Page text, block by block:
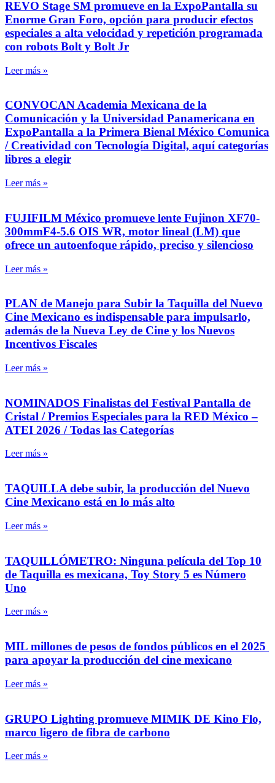
REVO Stage SM promueve en la ExpoPantalla su
Enorme Gran Foro, opción para producir efectos
especiales a alta velocidad y repetición programada
con robots Bolt y Bolt Jr
Leer más »
CONVOCAN Academia Mexicana de la
Comunicación y la Universidad Panamericana en
ExpoPantalla a la Primera Bienal México Comunica
/ Creatividad con Tecnología Digital, aquí categorías
libres a elegir
Leer más »
FUJIFILM México promueve lente Fujinon XF70-
300mmF4-5.6 OIS WR, motor lineal (LM) que
ofrece un autoenfoque rápido, preciso y silencioso
Leer más »
PLAN de Manejo para Subir la Taquilla del Nuevo
Cine Mexicano es indispensable para impulsarlo,
además de la Nueva Ley de Cine y los Nuevos
Incentivos Fiscales
Leer más »
NOMINADOS Finalistas del Festival Pantalla de
Cristal / Premios Especiales para la RED México –
ATEI 2026 / Todas las Categorías
Leer más »
TAQUILLA debe subir, la producción del Nuevo
Cine Mexicano está en lo más alto
Leer más »
TAQUILLÓMETRO: Ninguna película del Top 10
de Taquilla es mexicana, Toy Story 5 es Número
Uno
Leer más »
MIL millones de pesos de fondos públicos en el 2025
para apoyar la producción del cine mexicano
Leer más »
GRUPO Lighting promueve MIMIK DE Kino Flo,
marco ligero de fibra de carbono
Leer más »